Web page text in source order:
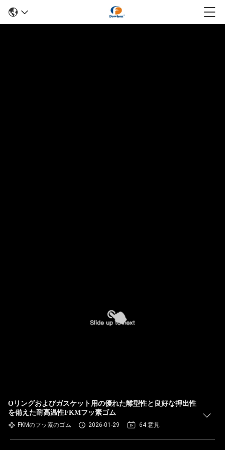
Oリングおよびガスケット用の優れた離型性と良好な押出性
を備えた耐高温性FKMフッ素ゴム
FKMのフッ素のゴム 2026-01-29 64 意見